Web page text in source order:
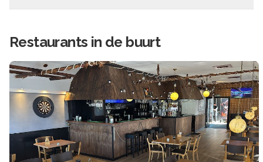
Restaurants in de buurt